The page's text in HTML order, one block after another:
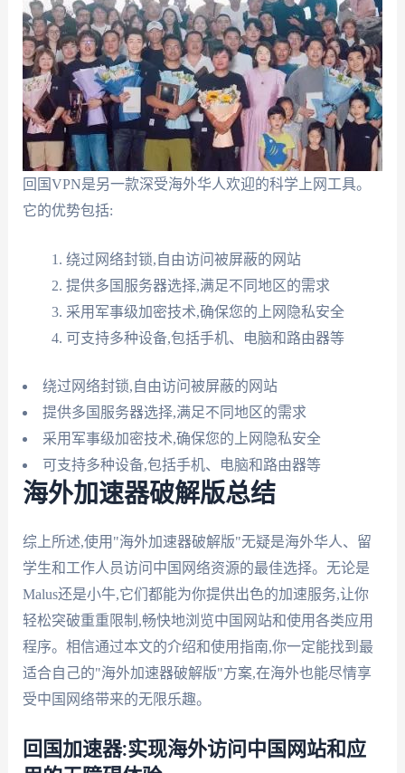
回国VPN是另一款深受海外华人欢迎的科学上网工具。
它的优势包括:
绕过网络封锁,自由访问被屏蔽的网站
提供多国服务器选择,满足不同地区的需求
采用军事级加密技术,确保您的上网隐私安全
可支持多种设备,包括手机、电脑和路由器等
绕过网络封锁,自由访问被屏蔽的网站
提供多国服务器选择,满足不同地区的需求
采用军事级加密技术,确保您的上网隐私安全
可支持多种设备,包括手机、电脑和路由器等
海外加速器破解版总结
综上所述,使用"海外加速器破解版"无疑是海外华人、留
学生和工作人员访问中国网络资源的最佳选择。无论是
Malus还是小牛,它们都能为你提供出色的加速服务,让你
轻松突破重重限制,畅快地浏览中国网站和使用各类应用
程序。相信通过本文的介绍和使用指南,你一定能找到最
适合自己的"海外加速器破解版"方案,在海外也能尽情享
受中国网络带来的无限乐趣。
回国加速器:实现海外访问中国网站和应